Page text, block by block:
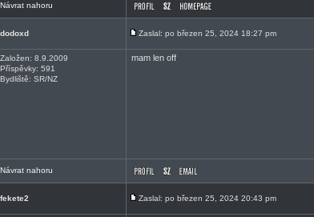
Návrat nahoru
dodoxd Zaslal: po březen 25, 2024 18:27 pm
Založen: 8.9.2009
Příspěvky: 591
Bydliště: SR/NZ
mam len off
Návrat nahoru
fekete2 Zaslal: po březen 25, 2024 20:43 pm